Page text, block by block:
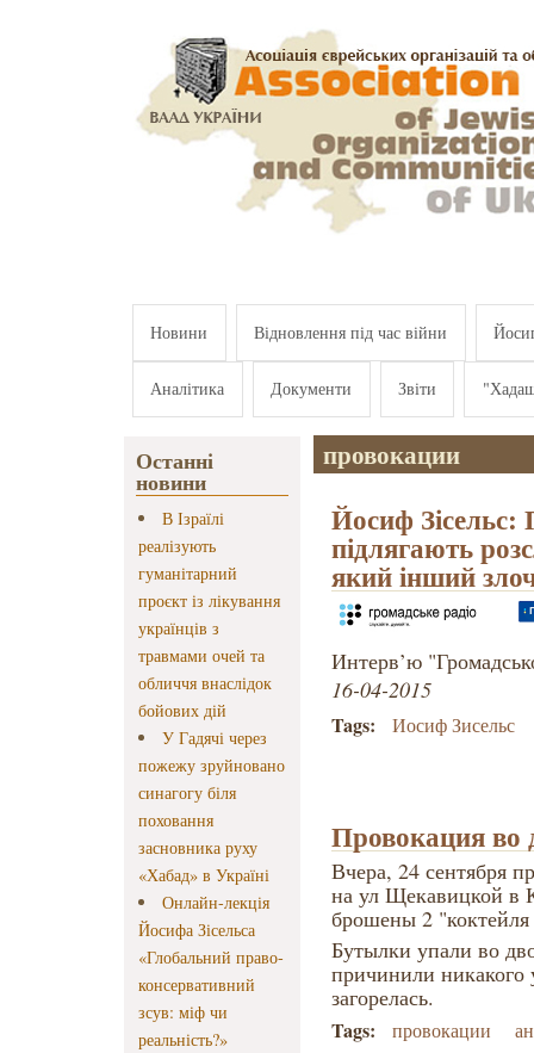
Новини Відновлення під час війни
Аналітика Документи Звіти
Останні
новини
В Ізраїлі
реалізують
гуманітарний
проєкт із лікування
українців з
травмами очей та
обличчя внаслідок
бойових дій
У Гадячі через
пожежу зруйновано
синагогу біля
поховання
засновника руху
«Хабад» в Україні
Онлайн-лекція
Йосифа Зісельса
«Глобальний право-
консервативний
зсув: міф чи
реальність?»
провокации
Йосиф Зісельс:
підлягають
який інший
Интерв’ю
16-04-2015
Tags: Иосиф Зисельс
Провокация во
Вчера, 24 сентября
на ул Щекавицкой в
брошены 2
Бутылки упали во
причинили
загорелась.
Tags: провокации